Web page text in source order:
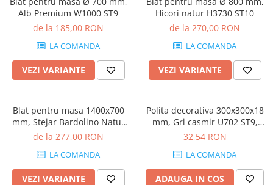
Sisteme si accesorii pentru
dressing
Sisteme pentru usi pliante
Accesorii dressing
Bari pentru haine
Accesorii pentru compartimentare
sertare
Orga-Line - Blum
Ambia-Line - Blum
Legrabox - Blum
Alb Premium W1000 ST9
de la 185,00 RON
LA COMANDA
VEZI VARIANTE
Hicori natur H3730 ST10
de la 270,00 RON
LA COMANDA
VEZI VARIANTE
Blat pentru masa 1400x700
mm, Stejar Bardolino Natur
H1145 ST10
de la 277,00 RON
LA COMANDA
VEZI VARIANTE
Polita decorativa 300x300x18
mm, Gri casmir U702 ST9,
grosime 18 mm
32,54 RON
LA COMANDA
ADAUGA IN COS